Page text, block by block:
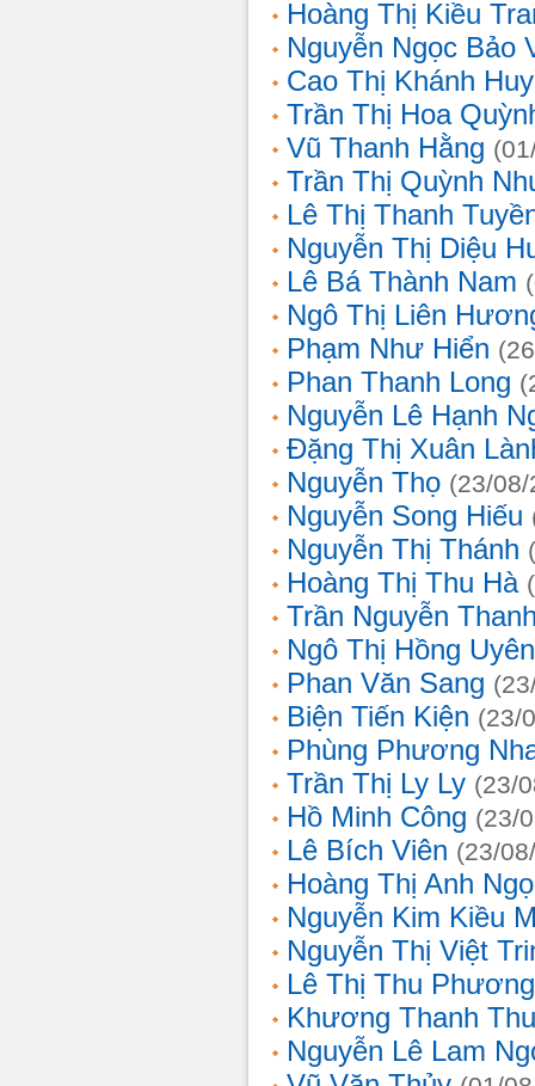
Hoàng Thị Kiều
Nguyễn Ngọc Bảo
Cao Thị Khánh
Trần Thị Hoa
Vũ Thanh Hằng
Trần Thị Quỳnh
Lê Thị Thanh
Nguyễn Thị Diệu
Lê Bá Thành Nam
Ngô Thị Liên
Phạm Như Hiển
Phan Thanh Long
Nguyễn Lê Hạnh
Đặng Thị Xuân
Nguyễn Thọ (23/
Nguyễn Song Hiếu
Nguyễn Thị Thánh
Hoàng Thị Thu Hà
Trần Nguyễn
Ngô Thị Hồng Uyên
Phan Văn Sang
Biện Tiến Kiện (23/
Phùng Phương
Trần Thị Ly Ly (23/
Hồ Minh Công (23/
Lê Bích Viên (23/
Hoàng Thị Anh
Nguyễn Kim Kiều
Nguyễn Thị Việt
Lê Thị Thu Phương
Khương Thanh
Nguyễn Lê Lam